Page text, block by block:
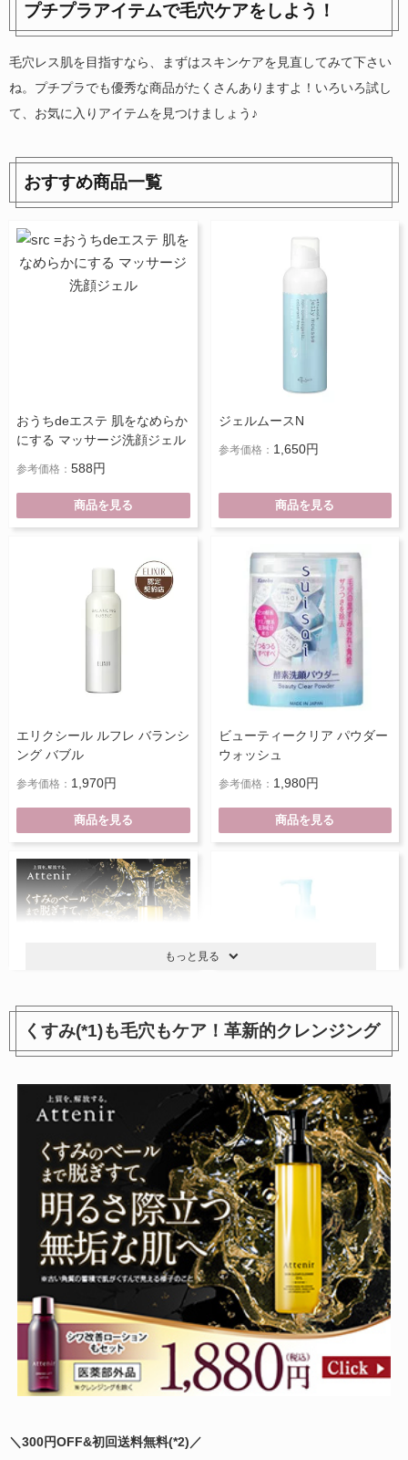
プチプラアイテムで毛穴ケアをしよう！
毛穴レス肌を目指すなら、まずはスキンケアを見直してみて下さい
ね。プチプラでも優秀な商品がたくさんありますよ！いろいろ試し
て、お気に入りアイテムを見つけましょう♪
おすすめ商品一覧
おうちdeエステ 肌をなめらか
にする マッサージ洗顔ジェル
参考価格： 588円
商品を見る
ジェルムースN
参考価格： 1,650円
商品を見る
エリクシール ルフレ バランシ
ング バブル
参考価格： 1,970円
商品を見る
ビューティークリア パウダー
ウォッシュ
参考価格： 1,980円
商品を見る
スキンクリア クレンズ オイル マイルドクレンジング オイル
商品を見る
もっと見る
くすみ(*1)も毛穴もケア！革新的クレンジング
＼300円OFF&初回送料無料(*2) ／